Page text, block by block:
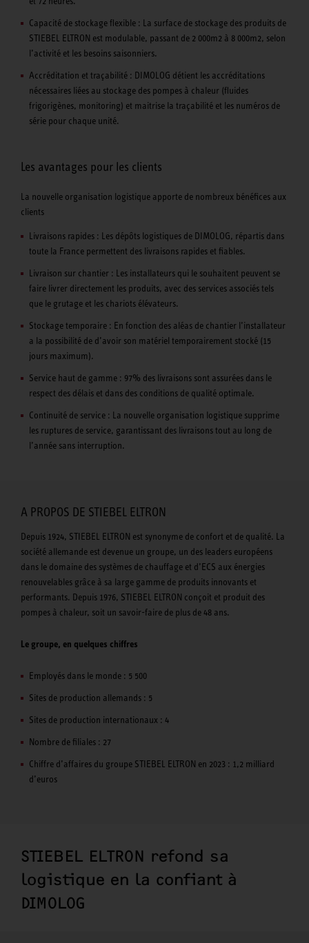
Capacité de stockage flexible : La surface de stockage des produits de
STIEBEL ELTRON est modulable, passant de 2 000m2 à 8 000m2, selon
l’activité et les besoins saisonniers.
Accréditation et traçabilité : DIMOLOG détient les accréditations
nécessaires liées au stockage des pompes à chaleur (fluides
frigorigènes, monitoring) et maitrise la traçabilité et les numéros de
série pour chaque unité.
Les avantages pour les clients
La nouvelle organisation logistique apporte de nombreux bénéfices aux
clients
Livraisons rapides : Les dépôts logistiques de DIMOLOG, répartis dans
toute la France permettent des livraisons rapides et fiables.
Livraison sur chantier : Les installateurs qui le souhaitent peuvent se
faire livrer directement les produits, avec des services associés tels
que le grutage et les chariots élévateurs.
Stockage temporaire : En fonction des aléas de chantier l’installateur
a la possibilité de d’avoir son matériel temporairement stocké (15
jours maximum).
Service haut de gamme : 97% des livraisons sont assurées dans le
respect des délais et dans des conditions de qualité optimale.
Continuité de service : La nouvelle organisation logistique supprime
les ruptures de service, garantissant des livraisons tout au long de
l’année sans interruption.
A PROPOS DE STIEBEL ELTRON
Depuis 1924, STIEBEL ELTRON est synonyme de confort et de qualité. La
société allemande est devenue un groupe, un des leaders européens
dans le domaine des systèmes de chauffage et d’ECS aux énergies
renouvelables grâce à sa large gamme de produits innovants et
performants. Depuis 1976, STIEBEL ELTRON conçoit et produit des
pompes à chaleur, soit un savoir-faire de plus de 48 ans.
Le groupe, en quelques chiffres
Employés dans le monde : 5 500
Sites de production allemands : 5
Sites de production internationaux : 4
Nombre de filiales : 27
Chiffre d’affaires du groupe STIEBEL ELTRON en 2023 : 1,2 milliard
d’euros
STIEBEL ELTRON refond sa
logistique en la confiant à
DIMOLOG